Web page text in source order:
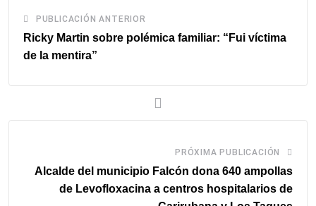
PUBLICACIÓN ANTERIOR
Ricky Martin sobre polémica familiar: “Fui víctima
de la mentira”
PRÓXIMA PUBLICACIÓN
Alcalde del municipio Falcón dona 640 ampollas
de Levofloxacina a centros hospitalarios de